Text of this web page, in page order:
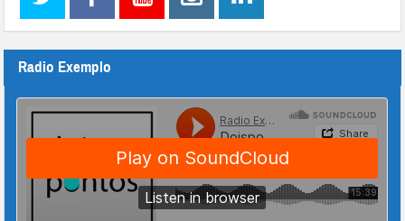
Radio Exemplo